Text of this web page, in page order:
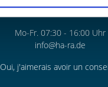
DE+ 49(0)6826 97089-0
Mo-Fr. 07:30 - 16:00 Uhr
info@ha-ra.de
Oui, j'aimerais avoir un